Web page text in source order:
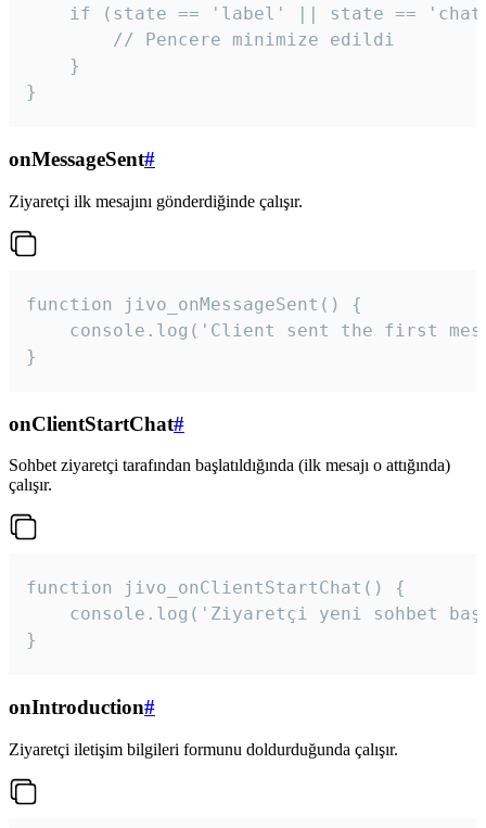
if (state == 'label' || state ==
        // Pencere minimize edildi
    }
}
onMessageSent#
Ziyaretçi ilk mesajını gönderdiğinde çalışır.
function jivo_onMessageSent() {
console.log('Client sent the first
}
onClientStartChat#
Sohbet ziyaretçi tarafından başlatıldığında (ilk mesajı o attığında)
çalışır.
function jivo_onClientStartChat() {
console.log('Ziyaretçi yeni sohbet
}
onIntroduction#
Ziyaretçi iletişim bilgileri formunu doldurduğunda çalışır.